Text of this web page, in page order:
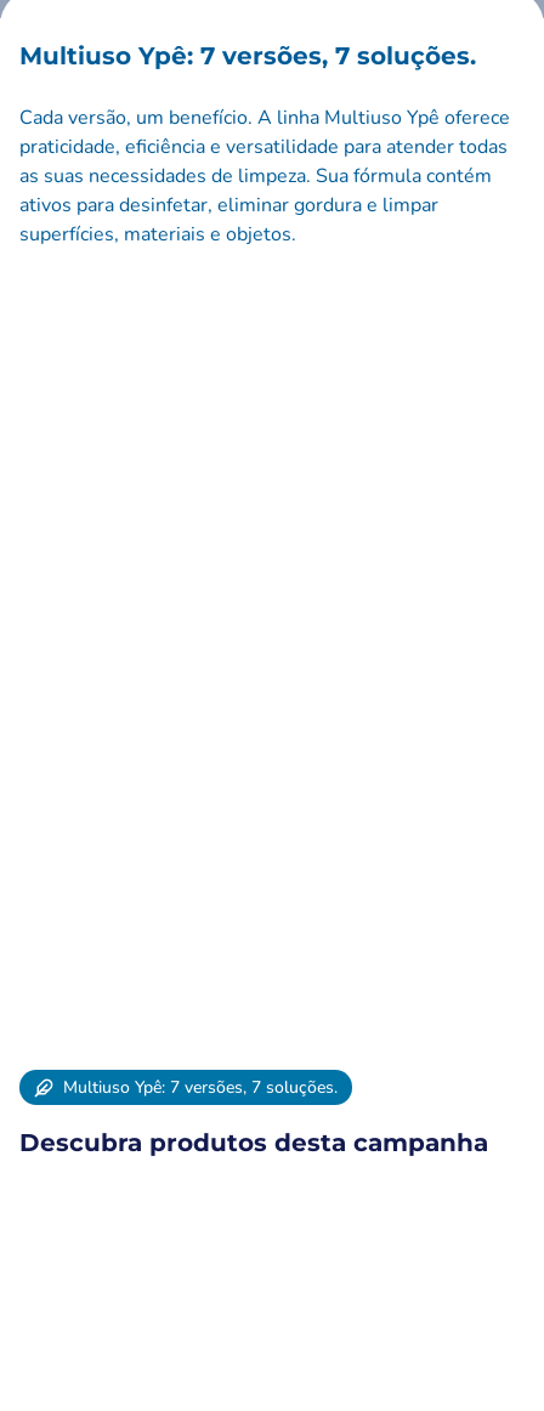
Multiuso Ypê: 7 versões, 7 soluções.
Cada versão, um benefício. A linha Multiuso Ypê oferece
praticidade, eficiência e versatilidade para atender todas
as suas necessidades de limpeza. Sua fórmula contém
ativos para desinfetar, eliminar gordura e limpar
superfícies, materiais e objetos.
Multiuso Ypê: 7 versões, 7 soluções.
Descubra produtos desta campanha